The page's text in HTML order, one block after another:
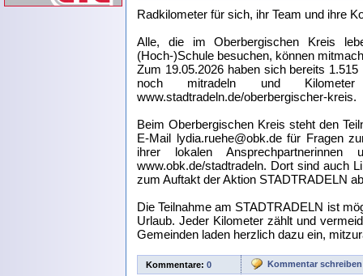
Radkilometer für sich, ihr Team und ihre
Alle, die im Oberbergischen Kreis
(Hoch-)Schule besuchen, können
Zum 19.05.2026 haben sich bereits
noch mitradeln und
www.stadtradeln.de/oberbergischer-kreis.
Beim Oberbergischen Kreis steht den
E-Mail lydia.ruehe@obk.de für Fragen
ihrer lokalen Ansprechpartnerinnen
www.obk.de/stadtradeln. Dort sind auch
zum Auftakt der Aktion STADTRADELN
Die Teilnahme am STADTRADELN ist
Urlaub. Jeder Kilometer zählt und
Gemeinden laden herzlich dazu ein,
Kommentare: 0 Kommentar schreiben